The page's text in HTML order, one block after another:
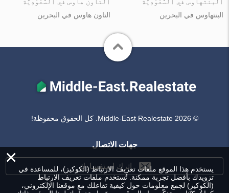
البنتهاوس في البحرين
التاون هاوس في البحرين
© Middle-East Realestate 2026. كل الحقوق محفوظة!
جهات الاتصال
اترك استفسارك ×
يستخدم هذا الموقع ملفات تعريف الارتباط (الكوكيز)، للمساعدة في
تزويدك بأفضل تجربة ممكنة. تُستخدم ملفات تعريف الارتباط
(الكوكيز) لجمع معلومات حول كيفية تفاعلك مع موقعنا الإلكتروني،